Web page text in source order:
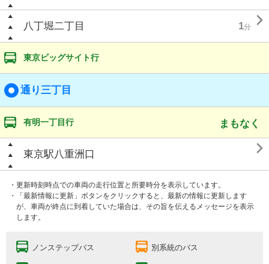
八丁堀二丁目 1分 
東京ビッグサイト行
通り三丁目
有明一丁目行 まもなく
東京駅八重洲口 
・更新時刻時点での車両の走行位置と所要時分を表示しています。
・「最新情報に更新」ボタンをクリックすると、最新の情報に更新します
が、車両が終点に到着していた場合は、その旨を伝えるメッセージを表示
します。
ノンステップバス 別系統のバス